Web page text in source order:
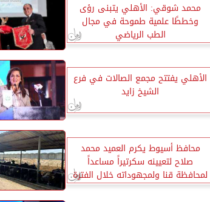
محمد شوقي: الأهلي يتبنى رؤى
وخططًا علمية طموحة في مجال
الطب الرياضي
الأهلي يفتتح مجمع الصالات في فرع
الشيخ زايد
محافظ أسيوط يكرم العميد محمد
صلاح لتعيينه سكرتيراً مساعداً
لمحافظة قنا ولمجهوداته خلال الفترة
الماضية